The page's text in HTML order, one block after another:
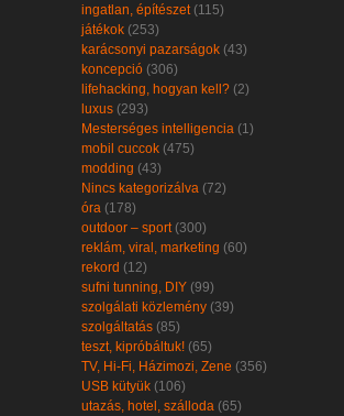
ingatlan, építészet (115)
játékok (253)
karácsonyi pazarságok (43)
koncepció (306)
lifehacking, hogyan kell? (2)
luxus (293)
Mesterséges intelligencia (1)
mobil cuccok (475)
modding (43)
Nincs kategorizálva (72)
óra (178)
outdoor – sport (300)
reklám, viral, marketing (60)
rekord (12)
sufni tunning, DIY (99)
szolgálati közlemény (39)
szolgáltatás (85)
teszt, kipróbáltuk! (65)
TV, Hi-Fi, Házimozi, Zene (356)
USB kütyük (106)
utazás, hotel, szálloda (65)